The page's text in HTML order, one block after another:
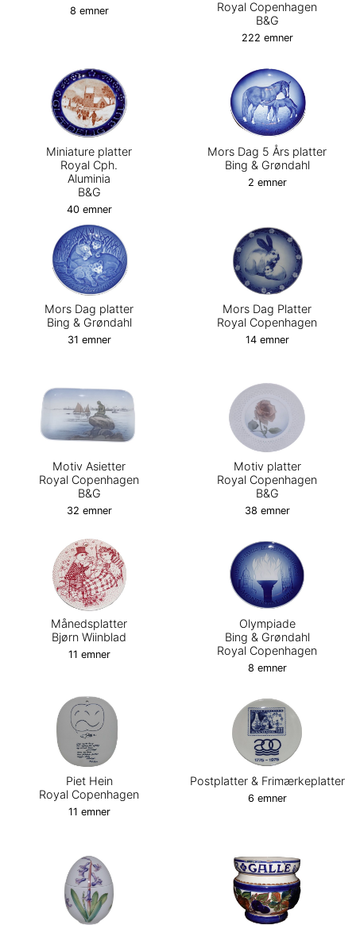
8 emner
Royal Copenhagen
B&G
222 emner
Miniature platter
Royal Cph.
Aluminia
B&G
40 emner
Mors Dag 5 Års platter
Bing & Grøndahl
2 emner
Mors Dag platter
Bing & Grøndahl
31 emner
Mors Dag Platter
Royal Copenhagen
14 emner
Motiv Asietter
Royal Copenhagen
B&G
32 emner
Motiv platter
Royal Copenhagen
B&G
38 emner
Månedsplatter
Bjørn Wiinblad
11 emner
Olympiade
Bing & Grøndahl
Royal Copenhagen
8 emner
Piet Hein
Royal Copenhagen
11 emner
Postplatter & Frimærkeplatter
6 emner